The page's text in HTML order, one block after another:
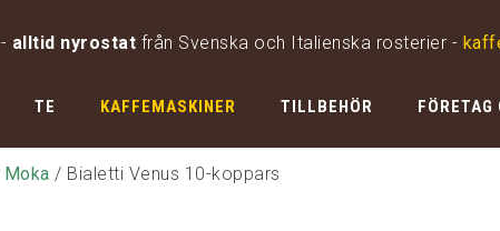
- alltid nyrostat från Svenska och Italienska rosterier -
TE KAFFEMASKINER TILLBEHÖR FÖRETAG
Moka / Bialetti Venus 10-koppars